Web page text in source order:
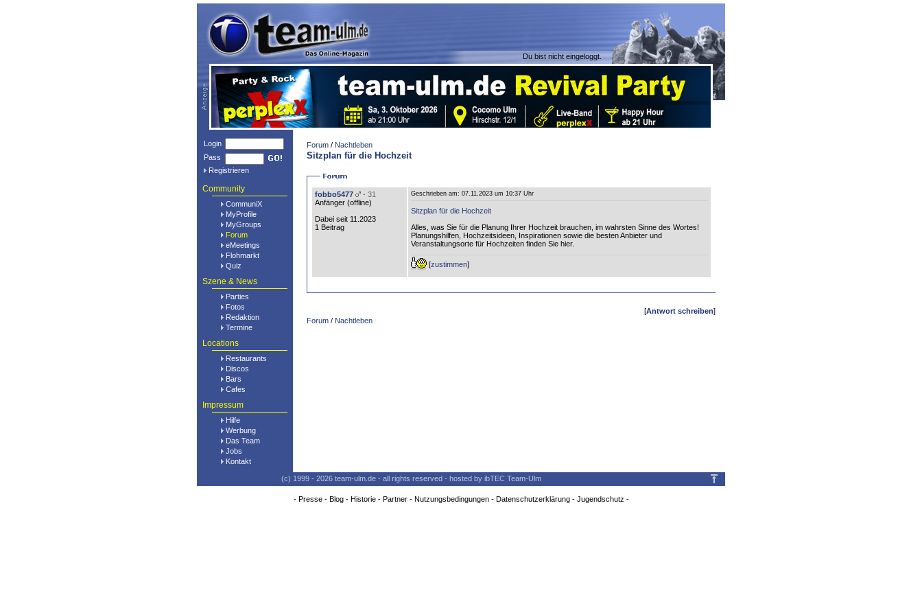
Du bist nicht eingeloggt.
Login
Pass
Registrieren
Community
CommuniX
MyProfile
MyGroups
Forum
eMeetings
Flohmarkt
Quiz
Szene & News
Parties
Fotos
Redaktion
Termine
Locations
Restaurants
Discos
Bars
Cafes
Impressum
Hilfe
Werbung
Das Team
Jobs
Kontakt
Forum / Nachtleben
Sitzplan für die Hochzeit
fobbo5477
- 31
Anfänger (offline)
Dabei seit 11.2023
1 Beitrag
Geschrieben am: 07.11.2023 um 10:37 Uhr
Sitzplan für die Hochzeit
Alles, was Sie für die Planung Ihrer Hochzeit brauchen, im wahrsten Sinne des Wortes!
Planungshilfen, Hochzeitsideen, Inspirationen sowie die besten Anbieter und
Veranstaltungsorte für Hochzeiten finden Sie hier.
[zustimmen]
[Antwort schreiben]
Forum / Nachtleben
(c) 1999 - 2026 team-ulm.de - all rights reserved - hosted by ibTEC Team-Ulm
- Presse- Blog- Historie- Partner- Nutzungsbedingungen- Datenschutzerklärung- Jugendschutz -